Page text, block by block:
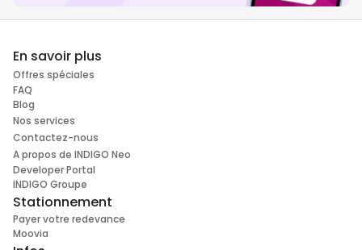
En savoir plus
Offres spéciales
FAQ
Blog
Nos services
Contactez-nous
A propos de INDIGO Neo
Developer Portal
INDIGO Groupe
Stationnement
Payer votre redevance
Moovia